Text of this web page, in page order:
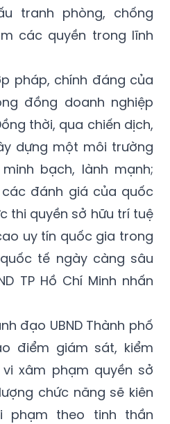
tranh phòng, chống
các quyền trong lĩnh
pháp, chính đáng của
đồng doanh nghiệp
thời, qua chiến dịch,
dựng một môi trường
bạch, lành mạnh;
đánh giá của quốc
thi quyền sở hữu trí tuệ
uy tín quốc gia trong
tế ngày càng sâu
TP Hồ Chí Minh nhấn
đạo UBND Thành phố
điểm giám sát, kiểm
xâm phạm quyền sở
chức năng sẽ kiên
phạm theo tinh thần